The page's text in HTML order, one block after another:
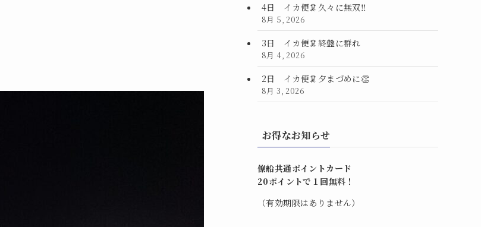
4日 イカ便🦑久々に無双‼️
8月 5, 2026
3日 イカ便🦑終盤に群れ
8月 4, 2026
2日 イカ便🦑夕まづめに👏
8月 3, 2026
お得なお知らせ
僚船共通ポイントカード
20ポイントで１回無料！
（有効期限はありません）